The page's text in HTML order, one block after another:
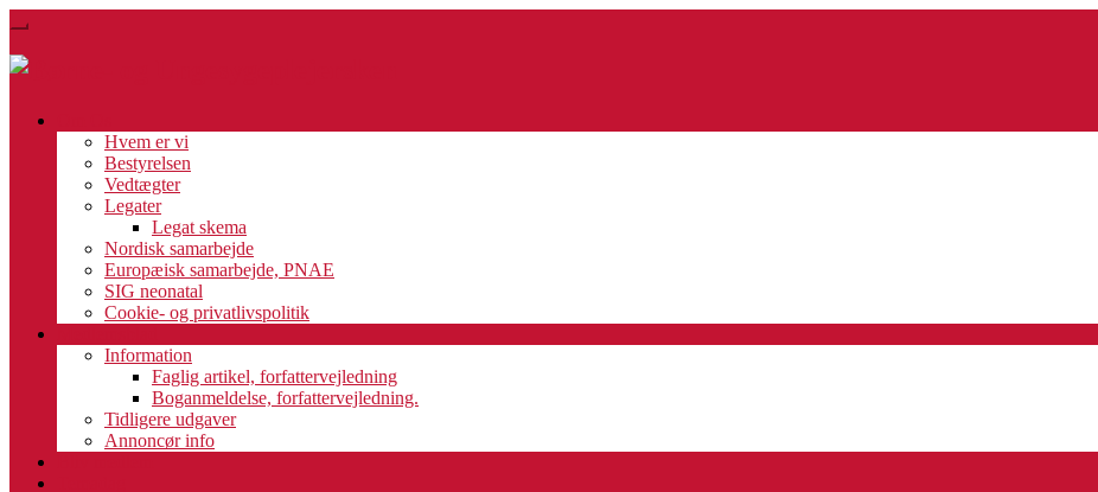
Skip
main
Toggle
navigation
Hvem er vi
Bestyrelsen
Vedtægter
Legater
Legat skema
Nordisk samarbejde
Europæisk samarbejde, PNAE
SIG neonatal
Cookie- og privatlivspolitik
Information
Faglig artikel, forfattervejledning
Boganmeldelse, forfattervejledning.
Tidligere udgaver
Annoncør info